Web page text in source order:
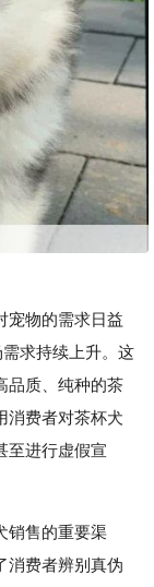
物的需求日益
求持续上升。这
品质、纯种的茶
消费者对茶杯犬
至进行虚假宣
销售的重要渠
消费者辨别真伪